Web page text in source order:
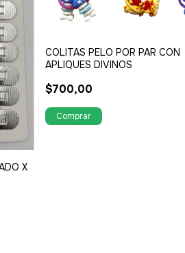
X
COLITAS PELO POR PAR CON
APLIQUES DIVINOS
$700,00